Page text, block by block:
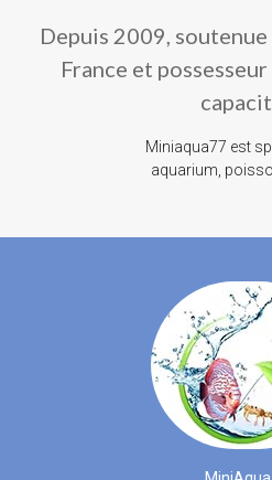
Depuis 2009,
France et
Miniaqua77 est
aquarium,